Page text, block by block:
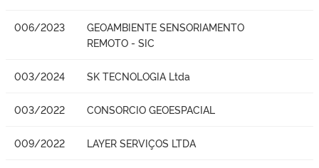
006/2023
GEOAMBIENTE SENSORIAMENTO
REMOTO - SIC
003/2024 SK TECNOLOGIA Ltda
003/2022 CONSORCIO GEOESPACIAL
009/2022 LAYER SERVIÇOS LTDA